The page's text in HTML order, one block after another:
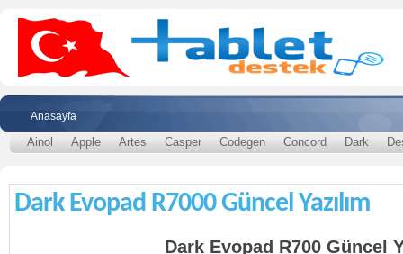
Anasayfa
Ainol Apple Artes Casper Codegen Concord Dark
Dark Evopad R7000 Güncel Yazılım
Dark Evopad R700 Güncel